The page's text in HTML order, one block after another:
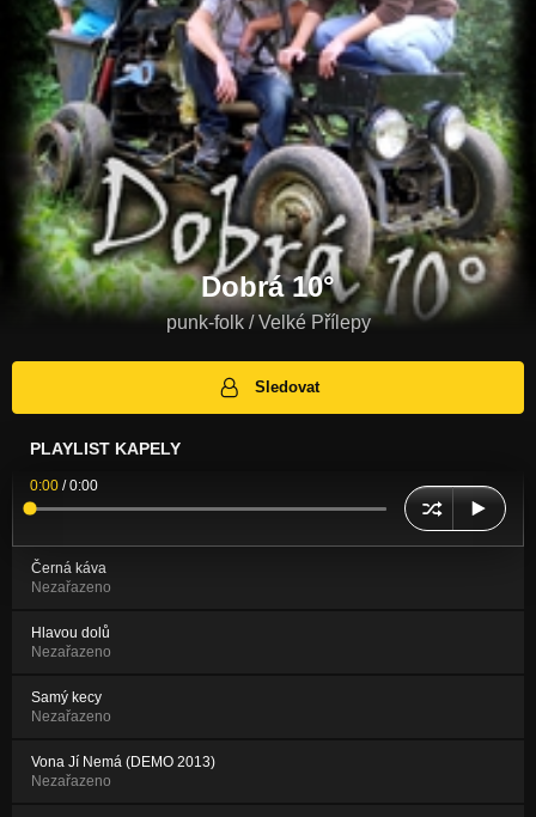
Dobrá 10°
punk-folk / Velké Přílepy
Sledovat
PLAYLIST KAPELY
0:00 /0:00
Černá káva
Nezařazeno
Hlavou dolů
Nezařazeno
Samý kecy
Nezařazeno
Vona Jí Nemá (DEMO 2013)
Nezařazeno